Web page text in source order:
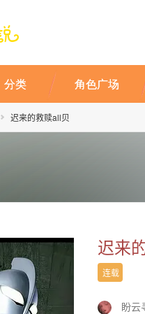
分类 角色广场
迟来的救赎all贝
迟来
连载
盼云